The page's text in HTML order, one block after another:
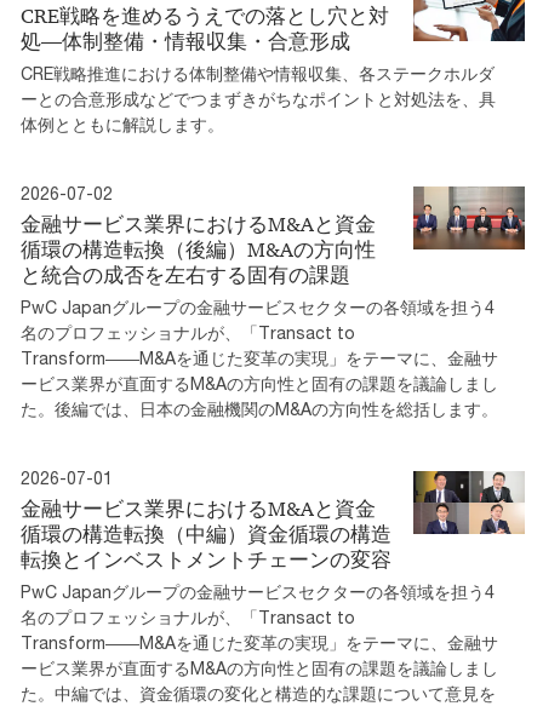
CRE戦略を進めるうえでの落とし穴と対
処―体制整備・情報収集・合意形成
CRE戦略推進における体制整備や情報収集、各ステークホルダ
ーとの合意形成などでつまずきがちなポイントと対処法を、具
体例とともに解説します。
2026-07-02
金融サービス業界におけるM&Aと資金
循環の構造転換（後編）M&Aの方向性
と統合の成否を左右する固有の課題
PwC Japanグループの金融サービスセクターの各領域を担う4
名のプロフェッショナルが、「Transact to
Transform――M&Aを通じた変革の実現」をテーマに、金融サ
ービス業界が直面するM&Aの方向性と固有の課題を議論しまし
た。後編では、日本の金融機関のM&Aの方向性を総括します。
2026-07-01
金融サービス業界におけるM&Aと資金
循環の構造転換（中編）資金循環の構造
転換とインベストメントチェーンの変容
PwC Japanグループの金融サービスセクターの各領域を担う4
名のプロフェッショナルが、「Transact to
Transform――M&Aを通じた変革の実現」をテーマに、金融サ
ービス業界が直面するM&Aの方向性と固有の課題を議論しまし
た。中編では、資金循環の変化と構造的な課題について意見を